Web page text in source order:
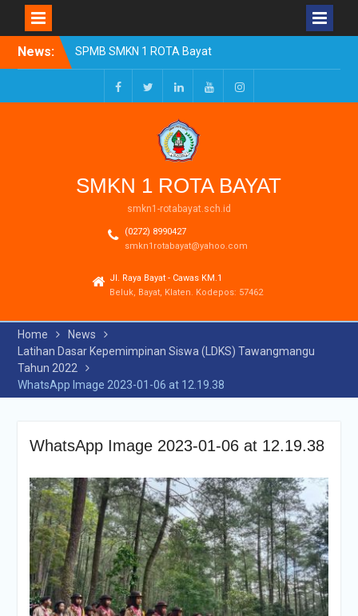
News:
SPMB SMKN 1 ROTA Bayat
Tahun Ajaran 2026/2027
Resmi Dibuka
Pengumuman Kelulusan
Tahun Ajaran 2025-2026
Realisasi Dana BOSP
Reguler Tahap 1 Tahun
FacebookTwitterLinkedInYoutubeInstagram
SMKN 1 ROTA BAYAT
smkn1-rotabayat.sch.id
(0272) 8990427
smkn1rotabayat@yahoo.com
Jl. Raya Bayat - Cawas KM.1
Beluk, Bayat, Klaten. Kodepos: 57462
Home
News
Latihan Dasar Kepemimpinan Siswa (LDKS) Tawangmangu
Tahun 2022
WhatsApp Image 2023-01-06 at 12.19.38
WhatsApp Image 2023-01-06 at 12.19.38